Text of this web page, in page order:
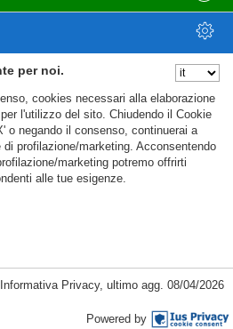
policy
policy
Passepartout
per noi.
cookies necessari alla elaborazione
l'utilizzo del sito. Chiudendo il Cookie
o negando il consenso, continuerai a
profilazione/marketing. Acconsentendo
marketing potremo offrirti
alle tue esigenze.
Sessione
Informativa Privacy, ultimo agg. 08/04/2026
Powered by